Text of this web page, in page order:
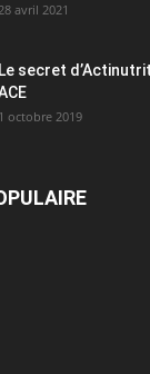
avril 2021
Le secret
1 octobre 2019